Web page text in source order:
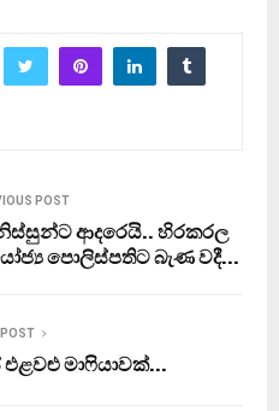
POST
ආදරෙයි.. හිරකරල
පොලිස්පතිට බැණ වදී…
POST
මාෆියාවක්…